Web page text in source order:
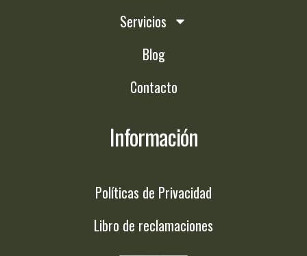
Servicios
Blog
Contacto
Información
Políticas de Privacidad
Libro de reclamaciones